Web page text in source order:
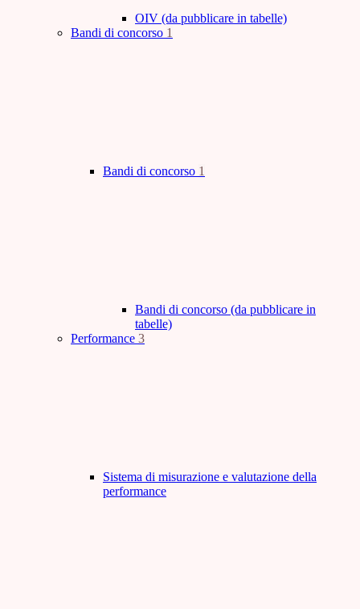
OIV (da pubblicare in tabelle)
Bandi di concorso 1
Bandi di concorso 1
Bandi di concorso (da pubblicare in
tabelle)
Performance 3
Sistema di misurazione e valutazione della
performance